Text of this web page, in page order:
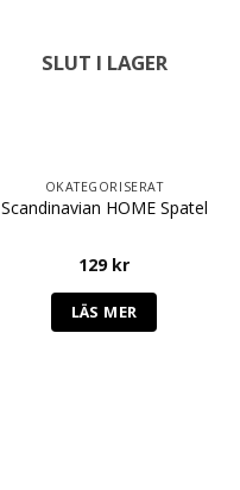
SLUT I LAGER
OKATEGORISERAT
Scandinavian HOME Spatel
129 kr
LÄS MER